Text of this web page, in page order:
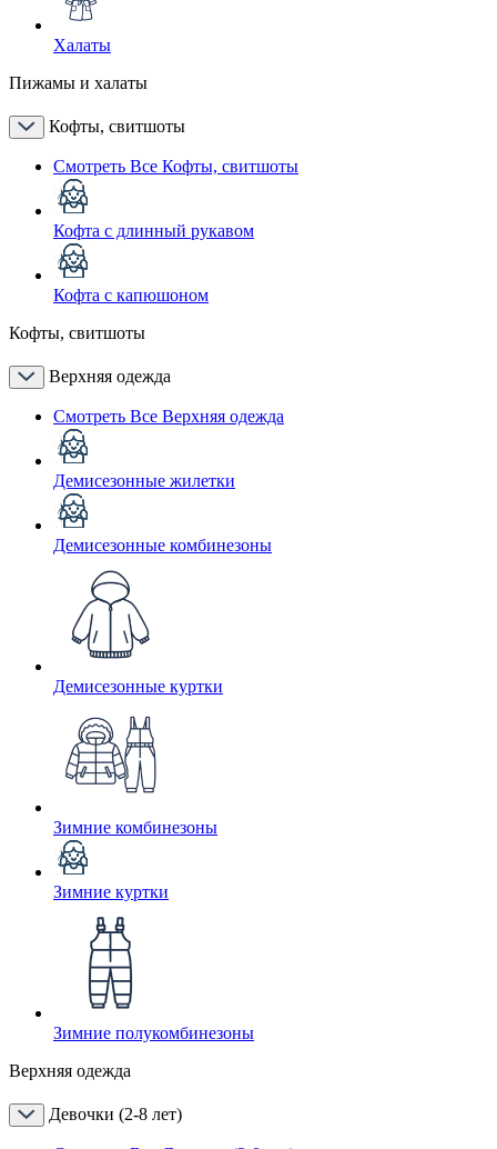
Халаты
Пижамы и халаты
Кофты, свитшоты
Смотреть Все Кофты, свитшоты
Кофта с длинный рукавом
Кофта с капюшоном
Кофты, свитшоты
Верхняя одежда
Смотреть Все Верхняя одежда
Демисезонные жилетки
Демисезонные комбинезоны
Демисезонные куртки
Зимние комбинезоны
Зимние куртки
Зимние полукомбинезоны
Верхняя одежда
Девочки (2-8 лет)